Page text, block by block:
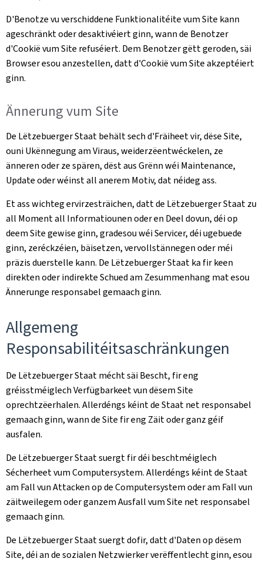
D'Benotze vu verschiddene Funktionalitéite vum Site kann
ageschränkt oder desaktivéiert ginn, wann de Benotzer
d'Cookië vum Site refuséiert. Dem Benotzer gëtt geroden, säi
Browser esou anzestellen, datt d'Cookië vum Site akzeptéiert
ginn.
Ännerung vum Site
De Lëtzebuerger Staat behält sech d'Fräiheet vir, dëse Site,
ouni Ukënnegung am Viraus, weiderzëentwéckelen, ze
änneren oder ze spären, dëst aus Grënn wéi Maintenance,
Update oder wéinst all anerem Motiv, dat néideg ass.
Et ass wichteg ervirzesträichen, datt de Lëtzebuerger Staat zu
all Moment all Informatiounen oder en Deel dovun, déi op
deem Site gewise ginn, gradesou wéi Servicer, déi ugebuede
ginn, zeréckzéien, bäisetzen, vervollstännegen oder méi
präzis duerstelle kann. De Lëtzebuerger Staat ka fir keen
direkten oder indirekte Schued am Zesummenhang mat esou
Ännerunge responsabel gemaach ginn.
Allgemeng
Responsabilitéitsaschränkungen
De Lëtzebuerger Staat mécht säi Bescht, fir eng
gréisstméiglech Verfügbarkeet vun dësem Site
oprechtzëerhalen. Allerdéngs kéint de Staat net responsabel
gemaach ginn, wann de Site fir eng Zäit oder ganz géif
ausfalen.
De Lëtzebuerger Staat suergt fir déi beschtméiglech
Sécherheet vum Computersystem. Allerdéngs kéint de Staat
am Fall vun Attacken op de Computersystem oder am Fall vun
zäitweilegem oder ganzem Ausfall vum Site net responsabel
gemaach ginn.
De Lëtzebuerger Staat suergt dofir, datt d'Daten op dësem
Site, déi an de sozialen Netzwierker verëffentlecht ginn, esou